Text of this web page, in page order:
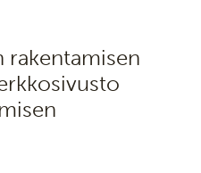
rakentamisen